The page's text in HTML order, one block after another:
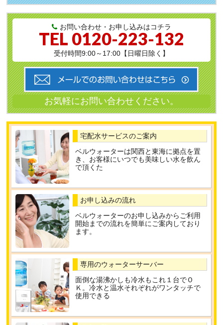
お問い合わせ・お申し込みはコチラ
TEL 0120-223-132
受付時間9:00～17:00【日曜日除く】
宅配水サービスのご案内
ベルウォーターは関西と東海に拠点を置
き、お客様にいつでも美味しい水を飲ん
で頂くた
お申し込みの流れ
ベルウォーターのお申し込みからご利用
開始までの流れを簡単にご案内しており
ます。
専用のウォーターサーバー
面倒な湯沸かしも冷水もこれ１台でＯ
Ｋ。冷水と温水それぞれがワンタッチで
使用できる